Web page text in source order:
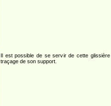
Il est possible de se servir de cette
traçage de son support.